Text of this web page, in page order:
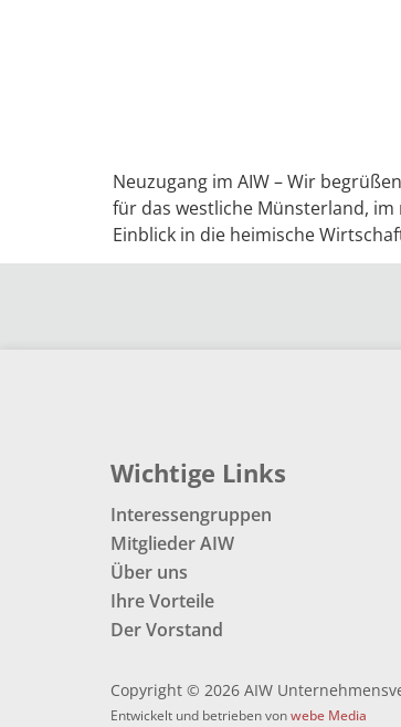
Neuzugang im AIW – Wir
für das westliche Münsterland,
Einblick in die heimische
Wichtige Links
Interessengruppen
Mitglieder AIW
Über uns
Ihre Vorteile
Der Vorstand
Copyright © 2026 AIW
Entwickelt und betrieben vonwebe Media